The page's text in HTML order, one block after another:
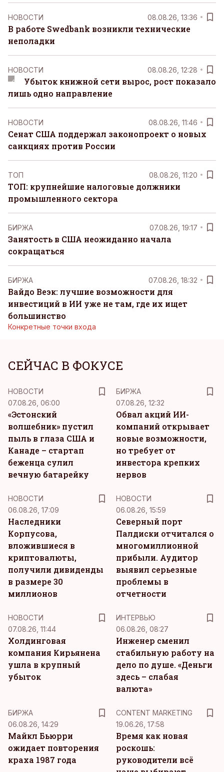
НОВОСТИ 08.08.26, 13:36
В работе Swedbank возникли технические
неполадки
НОВОСТИ 08.08.26, 12:28
Убыток книжной сети вырос, рост показало
лишь одно направление
НОВОСТИ 08.08.26, 11:46
Сенат США поддержал законопроект о новых
санкциях против России
ТОП 08.08.26, 11:20
ТОП: крупнейшие налоговые должники
промышленного сектора
БИРЖА 07.08.26, 19:17
Занятость в США неожиданно начала
сокращаться
БИРЖА 07.08.26, 18:32
Вайдо Веэк: лучшие возможности для
инвестиций в ИИ уже не там, где их ищет
большинство
Конкретные точки входа
СЕЙЧАС В ФОКУСЕ
НОВОСТИ
07.08.26, 06:00
«Эстонский
волшебник» пустил
пыль в глаза США и
Канаде – стартап
беженца сулил
вечную батарейку
БИРЖА
07.08.26, 12:32
Обвал акций ИИ-
компаний открывает
новые возможности,
но требует от
инвестора крепких
нервов
НОВОСТИ
06.08.26, 17:09
Наследники
Корпусова,
вложившиеся в
криптовалюты,
получили дивиденды
в размере 30
миллионов
НОВОСТИ
06.08.26, 15:59
Северный порт
Палдиски отчитался о
многомиллионной
прибыли. Аудитор
выявил серьезные
проблемы в
отчетности
НОВОСТИ
07.08.26, 11:44
Холдинговая
компания Кирьянена
ушла в крупный
убыток
ИНТЕРВЬЮ
06.08.26, 08:27
Инженер сменил
стабильную работу на
дело по душе. «Деньги
здесь – слабая
валюта»
БИРЖА
06.08.26, 14:29
Майкл Бьюрри
ожидает повторения
краха 1987 года
CONTENT MARKETING
19.06.26, 17:58
Время как новая
роскошь:
руководители всё